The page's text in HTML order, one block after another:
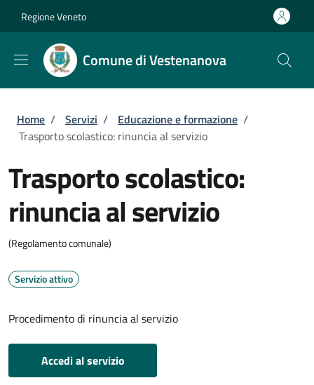
Regione Veneto
Comune di Vestenanova
Briciole di pane
Home / Servizi / Educazione e formazione /
Trasporto scolastico: rinuncia al servizio
Trasporto scolastico:
rinuncia al servizio
(Regolamento comunale)
Servizio attivo
Procedimento di rinuncia al servizio
Accedi al servizio